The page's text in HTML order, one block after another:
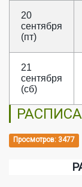
20
сентября
(пт)
21
сентября
(сб)
Просмотров: 3477